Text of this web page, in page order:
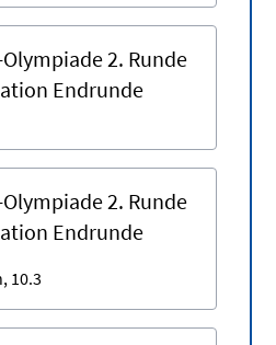
2. Runde
Endrunde
2. Runde
Endrunde
10.3